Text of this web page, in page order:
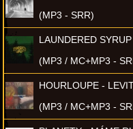
(MP3 - SRR)
LAUNDERED
(MP3 / MC+MP3 -
HOURLOUPE -
(MP3 / MC+MP3 -